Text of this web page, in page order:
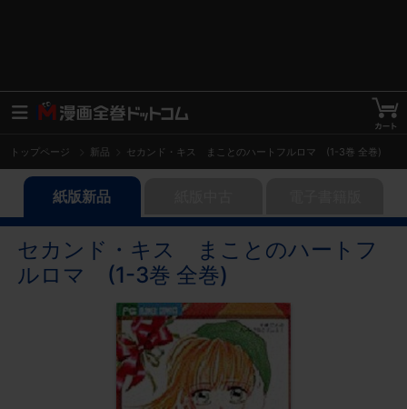
トップページ 新品 セカンド・キス まことのハートフルロマ (1-3巻 全巻)
紙版新品
セカンド・キス まことのハートフ
ルロマ (1-3巻 全巻)